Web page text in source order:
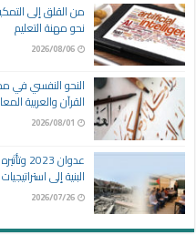
من القلق إلى
نحو مهنة التعليم
2026/08/06
النحو النفسي في
القرآن والعربية
2026/08/01
عدوان
البنية إلى
2026/07/26